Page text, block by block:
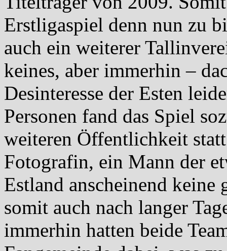
Erstligaspiel denn nun zu
auch ein weiterer
keines, aber immerhin –
Desinteresse der Esten
Personen fand das Spiel
weiteren Öffentlichkeit
Fotografin, ein Mann der
Estland anscheinend
somit auch nach langer
immerhin hatten beide